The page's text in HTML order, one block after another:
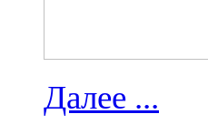
Далее ...